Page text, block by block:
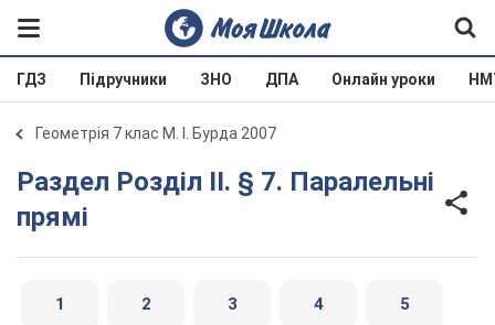
ГДЗ Підручники ЗНО ДПА Онлайн уроки
Геометрія 7 клас М. І. Бурда 2007
Раздел Розділ II. § 7. Паралельні
прямі
1 2 3 4 5